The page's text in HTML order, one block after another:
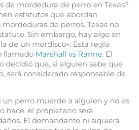
de mordedura de perro en Texas?
estatutos que abordan
de perros. Texas no
Sin embargo, hay algo en
de un mordisco». Esta regla
llamado Marshall vs Ranne. El
decidió que, si alguien sabe que
será considerado responsable de
un perro muerde a alguien y no es
hace, el propietario será
El demandante ni siquiera